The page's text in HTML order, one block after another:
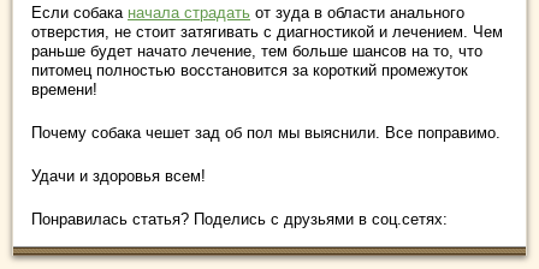
Если собака начала страдать от зуда в области анального
отверстия, не стоит затягивать с диагностикой и лечением. Чем
раньше будет начато лечение, тем больше шансов на то, что
питомец полностью восстановится за короткий промежуток
времени!
Почему собака чешет зад об пол мы выяснили. Все поправимо.
Удачи и здоровья всем!
Понравилась статья? Поделись с друзьями в соц.сетях: